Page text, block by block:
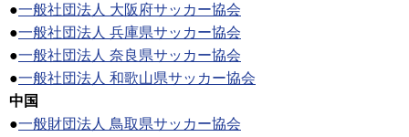
●一般社団法人 大阪府サッカー協会
●一般社団法人 兵庫県サッカー協会
●一般社団法人 奈良県サッカー協会
●一般社団法人 和歌山県サッカー協会
中国
●一般財団法人 鳥取県サッカー協会